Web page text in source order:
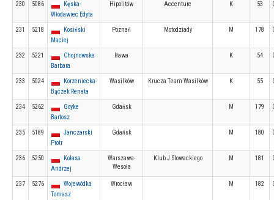
230 5086
Kęska-
Włodawiec Edyta
Hipolitów Accenture K 53
231 5218
Kosiński
Maciej
Poznań Motodziady M 178
232 5221
Chojnowska
Barbara
Iława K 54
233 5024
Korzeniecka-
Bączek Renata
Wasilków Krucza Team Wasilków K 55
234 5262
Goyke
Bartosz
Gdańsk M 179
235 5189
Janczarski
Piotr
Gdańsk M 180
236 5250
Kolasa
Andrzej
Warszawa-
Wesoła
Klub J.Slowackiego M 181
237 5276
Wojewódka
Tomasz
Wrocław M 182